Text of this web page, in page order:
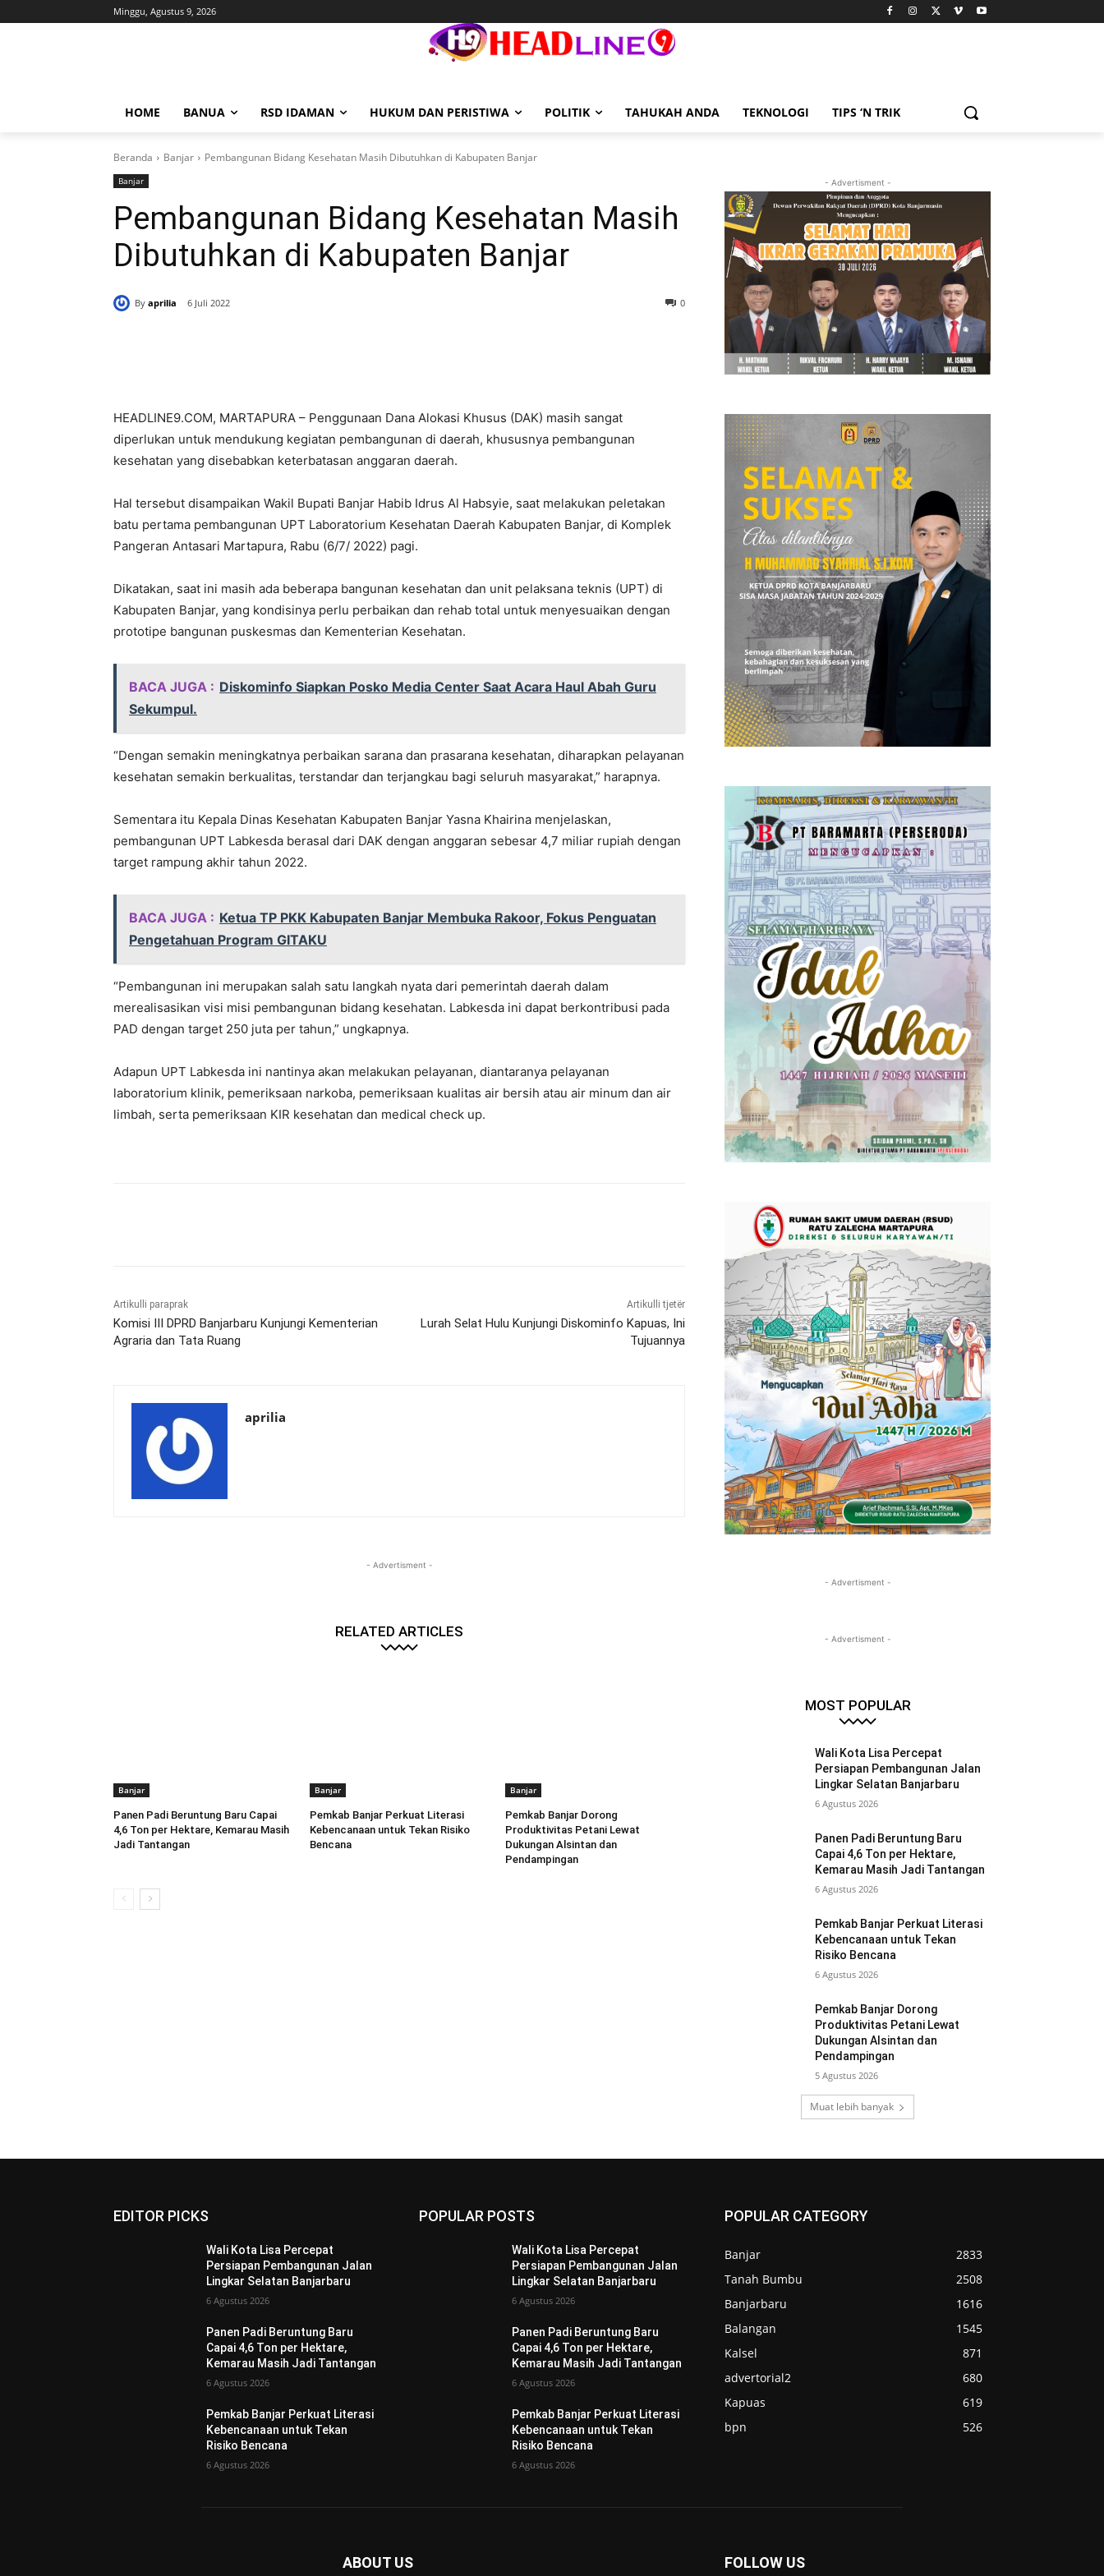
Minggu, Agustus 9, 2026
HOME BANUA RSD IDAMAN HUKUM DAN PERISTIWA POLITIK TAHUKAH ANDA TEKNOLOGI TIPS ‘N TRIK
Beranda Banjar Pembangunan Bidang Kesehatan Masih Dibutuhkan di Kabupaten Banjar
Banjar
Pembangunan Bidang Kesehatan Masih
Dibutuhkan di Kabupaten Banjar
By aprilia 6 Juli 2022 0
HEADLINE9.COM, MARTAPURA – Penggunaan Dana Alokasi Khusus (DAK) masih sangat
diperlukan untuk mendukung kegiatan pembangunan di daerah, khususnya pembangunan
kesehatan yang disebabkan keterbatasan anggaran daerah.
Hal tersebut disampaikan Wakil Bupati Banjar Habib Idrus Al Habsyie, saat melakukan peletakan
batu pertama pembangunan UPT Laboratorium Kesehatan Daerah Kabupaten Banjar, di Komplek
Pangeran Antasari Martapura, Rabu (6/7/ 2022) pagi.
Dikatakan, saat ini masih ada beberapa bangunan kesehatan dan unit pelaksana teknis (UPT) di
Kabupaten Banjar, yang kondisinya perlu perbaikan dan rehab total untuk menyesuaikan dengan
prototipe bangunan puskesmas dan Kementerian Kesehatan.
BACA JUGA : Diskominfo Siapkan Posko Media Center Saat Acara Haul Abah Guru
Sekumpul.
“Dengan semakin meningkatnya perbaikan sarana dan prasarana kesehatan, diharapkan pelayanan
kesehatan semakin berkualitas, terstandar dan terjangkau bagi seluruh masyarakat,” harapnya.
Sementara itu Kepala Dinas Kesehatan Kabupaten Banjar Yasna Khairina menjelaskan,
pembangunan UPT Labkesda berasal dari DAK dengan anggaran sebesar 4,7 miliar rupiah dengan
target rampung akhir tahun 2022.
BACA JUGA : Ketua TP PKK Kabupaten Banjar Membuka Rakoor, Fokus Penguatan
Pengetahuan Program GITAKU
“Pembangunan ini merupakan salah satu langkah nyata dari pemerintah daerah dalam
merealisasikan visi misi pembangunan bidang kesehatan. Labkesda ini dapat berkontribusi pada
PAD dengan target 250 juta per tahun,” ungkapnya.
Adapun UPT Labkesda ini nantinya akan melakukan pelayanan, diantaranya pelayanan
laboratorium klinik, pemeriksaan narkoba, pemeriksaan kualitas air bersih atau air minum dan air
limbah, serta pemeriksaan KIR kesehatan dan medical check up.
Artikulli paraprak
Komisi III DPRD Banjarbaru Kunjungi Kementerian
Agraria dan Tata Ruang
Artikulli tjetër
Lurah Selat Hulu Kunjungi Diskominfo Kapuas, Ini
Tujuannya
aprilia
- Advertisment -
RELATED ARTICLES
Banjar
Panen Padi Beruntung Baru Capai
4,6 Ton per Hektare, Kemarau Masih
Jadi Tantangan
Banjar
Pemkab Banjar Perkuat Literasi
Kebencanaan untuk Tekan Risiko
Bencana
Banjar
Pemkab Banjar Dorong
Produktivitas Petani Lewat
Dukungan Alsintan dan
Pendampingan
- Advertisment -
- Advertisment -
- Advertisment -
MOST POPULAR
Wali Kota Lisa Percepat
Persiapan Pembangunan Jalan
Lingkar Selatan Banjarbaru
6 Agustus 2026
Panen Padi Beruntung Baru
Capai 4,6 Ton per Hektare,
Kemarau Masih Jadi Tantangan
6 Agustus 2026
Pemkab Banjar Perkuat Literasi
Kebencanaan untuk Tekan
Risiko Bencana
6 Agustus 2026
Pemkab Banjar Dorong
Produktivitas Petani Lewat
Dukungan Alsintan dan
Pendampingan
5 Agustus 2026
Muat lebih banyak
EDITOR PICKS
Wali Kota Lisa Percepat
Persiapan Pembangunan Jalan
Lingkar Selatan Banjarbaru
6 Agustus 2026
Panen Padi Beruntung Baru
Capai 4,6 Ton per Hektare,
Kemarau Masih Jadi Tantangan
6 Agustus 2026
Pemkab Banjar Perkuat Literasi
Kebencanaan untuk Tekan
Risiko Bencana
6 Agustus 2026
POPULAR POSTS
Wali Kota Lisa Percepat
Persiapan Pembangunan Jalan
Lingkar Selatan Banjarbaru
6 Agustus 2026
Panen Padi Beruntung Baru
Capai 4,6 Ton per Hektare,
Kemarau Masih Jadi Tantangan
6 Agustus 2026
Pemkab Banjar Perkuat Literasi
Kebencanaan untuk Tekan
Risiko Bencana
6 Agustus 2026
POPULAR CATEGORY
Banjar
2833
Tanah Bumbu
2508
Banjarbaru
1616
Balangan
1545
Kalsel
871
advertorial2
680
Kapuas
619
bpn
526
ABOUT US FOLLOW US